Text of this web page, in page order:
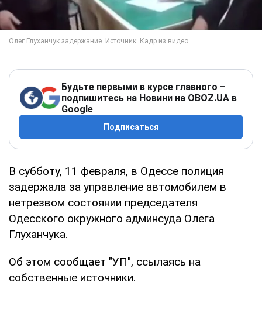
Будьте первыми в курсе главного –
подпишитесь на Новини на OBOZ.UA в
Google
Подписаться
В субботу, 11 февраля, в Одессе полиция
задержала за управление автомобилем в
нетрезвом состоянии председателя
Одесского окружного админсуда Олега
Глуханчука.
Об этом сообщает "УП", ссылаясь на
собственные источники.